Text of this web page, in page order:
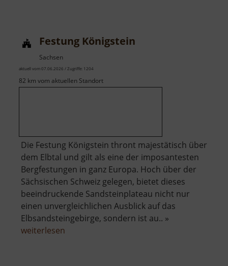
Festung Königstein
Sachsen
aktuell vom 07.06.2026 / Zugriffe: 1204
82 km vom aktuellen Standort
Die Festung Königstein thront majestätisch über
dem Elbtal und gilt als eine der imposantesten
Bergfestungen in ganz Europa. Hoch über der
Sächsischen Schweiz gelegen, bietet dieses
beeindruckende Sandsteinplateau nicht nur
einen unvergleichlichen Ausblick auf das
Elbsandsteingebirge, sondern ist au.. »
weiterlesen